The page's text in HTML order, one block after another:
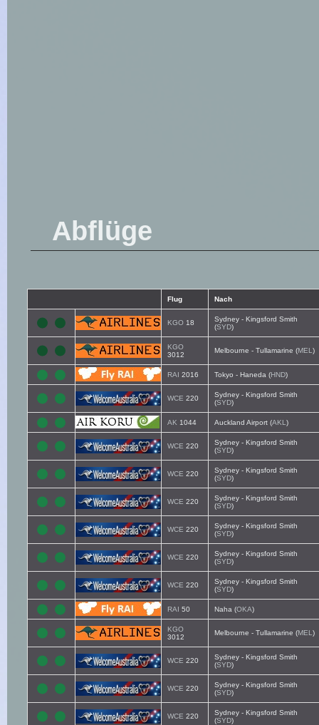
Abflüge
Flug Nach
KGO 18
Sydney - Kingsford Smith
(SYD)
KGO
3012
Melbourne - Tullamarine (MEL )
RAI 2016 Tokyo - Haneda (HND)
WCE 220
Sydney - Kingsford Smith
(SYD)
AK 1044 Auckland Airport (AKL )
WCE 220
Sydney - Kingsford Smith
(SYD)
WCE 220
Sydney - Kingsford Smith
(SYD)
WCE 220
Sydney - Kingsford Smith
(SYD)
WCE 220
Sydney - Kingsford Smith
(SYD)
WCE 220
Sydney - Kingsford Smith
(SYD)
WCE 220
Sydney - Kingsford Smith
(SYD)
RAI 50 Naha (OKA)
KGO
3012
Melbourne - Tullamarine (MEL )
WCE 220
Sydney - Kingsford Smith
(SYD)
WCE 220
Sydney - Kingsford Smith
(SYD)
WCE 220
Sydney - Kingsford Smith
(SYD)